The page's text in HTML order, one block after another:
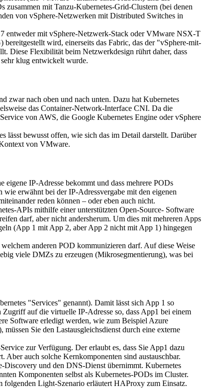
mit Tanzu-Kubernetes-Grid-Clustern (bei denen
von vSphere-Netzwerken mit Distributed Switches in
entweder mit vSphere-Netzwerk-Stack oder VMware NSX-T
wird, einerseits das Fabric, das der "vSphere-mit-
Diese Flexibilität beim Netzwerkdesign rührt daher, dass
klug entwickelt wurde.
zwar nach oben und nach unten. Dazu hat Kubernetes
das Container-Network-Interface CNI. Da die
von AWS, die Google Kubernetes Engine oder vSphere
lässt bewusst offen, wie sich das im Detail darstellt. Darüber
von VMware.
eigene IP-Adresse bekommt und dass mehrere PODs
erwähnt bei der IP-Adressvergabe mit den eigenen
reden können – oder eben auch nicht.
APIs mithilfe einer unterstützten Open-Source- Software
darf, aber nicht andersherum. Um dies mit mehreren Apps
(App 1 mit App 2, aber App 2 nicht mit App 1) hingegen
anderen POD kommunizieren darf. Auf diese Weise
viele DMZs zu erzeugen (Mikrosegmentierung), was bei
"Services" genannt). Damit lässt sich App 1 so
auf die virtuelle IP-Adresse so, dass App1 bei einem
Software erledigt werden, wie zum Beispiel Azure
Sie den Lastausgleichsdienst durch eine externe
zur Verfügung. Der erlaubt es, dass Sie App1 dazu
auch solche Kernkomponenten sind austauschbar.
Discovery und den DNS-Dienst übernimmt. Kubernetes
Komponenten selbst als Kubernetes-PODs im Cluster.
Light-Szenario erläutert HAProxy zum Einsatz.